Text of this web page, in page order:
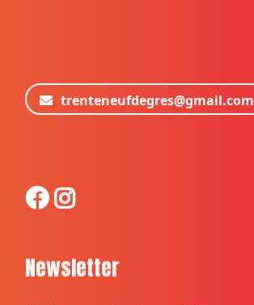
trenteneufdegres@gmail.com
Newsletter